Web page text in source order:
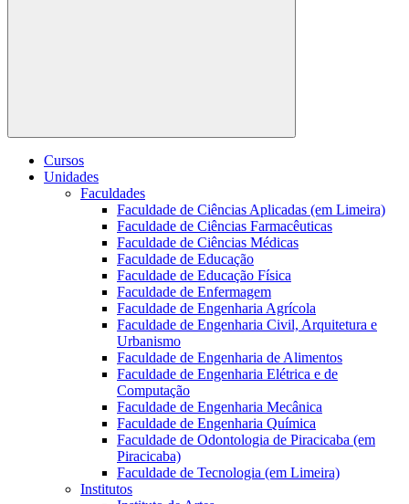
Buscar
Cursos
Unidades
Faculdades
Faculdade de Ciências Aplicadas (em Limeira)
Faculdade de Ciências Farmacêuticas
Faculdade de Ciências Médicas
Faculdade de Educação
Faculdade de Educação Física
Faculdade de Enfermagem
Faculdade de Engenharia Agrícola
Faculdade de Engenharia Civil, Arquitetura e
Urbanismo
Faculdade de Engenharia de Alimentos
Faculdade de Engenharia Elétrica e de
Computação
Faculdade de Engenharia Mecânica
Faculdade de Engenharia Química
Faculdade de Odontologia de Piracicaba (em
Piracicaba)
Faculdade de Tecnologia (em Limeira)
Institutos